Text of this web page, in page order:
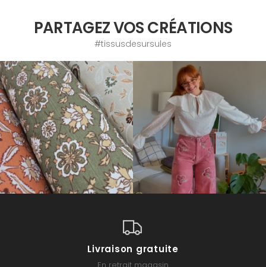
PARTAGEZ VOS CRÉATIONS
#tissusdesursules
Livraison gratuite